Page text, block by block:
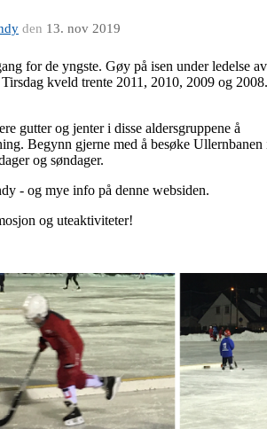
den 13. nov 2019
for de yngste. Gøy på isen under ledelse av
kveld trente 2011, 2010, 2009 og 2008.
gutter og jenter i disse aldersgruppene å
Begynn gjerne med å besøke Ullernbanen
og søndager.
- og mye info på denne websiden.
og uteaktiviteter!